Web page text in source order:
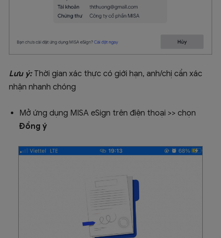
Lưu ý: Thời gian xác thực có giới hạn, anh/chị cần xác
nhận nhanh chóng
Mở ứng dụng MISA eSign trên điện thoại >> chọn
Đồng ý